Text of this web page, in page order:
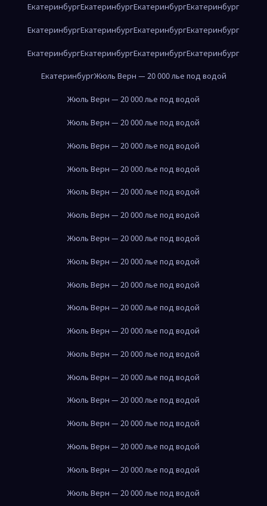
ЕкатеринбургЕкатеринбургЕкатеринбургЕкатеринбург
ЕкатеринбургЕкатеринбургЕкатеринбургЕкатеринбург
ЕкатеринбургЕкатеринбургЕкатеринбургЕкатеринбург
ЕкатеринбургЖюль Верн — 20 000 лье под водой
Жюль Верн — 20 000 лье под водой
Жюль Верн — 20 000 лье под водой
Жюль Верн — 20 000 лье под водой
Жюль Верн — 20 000 лье под водой
Жюль Верн — 20 000 лье под водой
Жюль Верн — 20 000 лье под водой
Жюль Верн — 20 000 лье под водой
Жюль Верн — 20 000 лье под водой
Жюль Верн — 20 000 лье под водой
Жюль Верн — 20 000 лье под водой
Жюль Верн — 20 000 лье под водой
Жюль Верн — 20 000 лье под водой
Жюль Верн — 20 000 лье под водой
Жюль Верн — 20 000 лье под водой
Жюль Верн — 20 000 лье под водой
Жюль Верн — 20 000 лье под водой
Жюль Верн — 20 000 лье под водой
Жюль Верн — 20 000 лье под водой